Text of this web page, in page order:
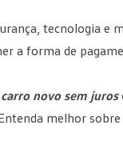
tecnologia e
a forma de
carro novo sem juros
melhor sobre